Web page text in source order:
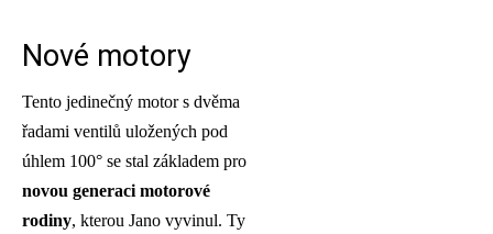
Nové motory
Tento jedinečný motor s dvěma
řadami ventilů uložených pod
úhlem 100° se stal základem pro
novou generaci motorové
rodiny, kterou Jano vyvinul. Ty